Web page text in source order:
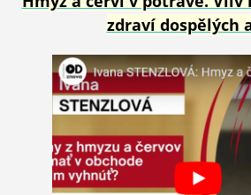
zdraví dospělých